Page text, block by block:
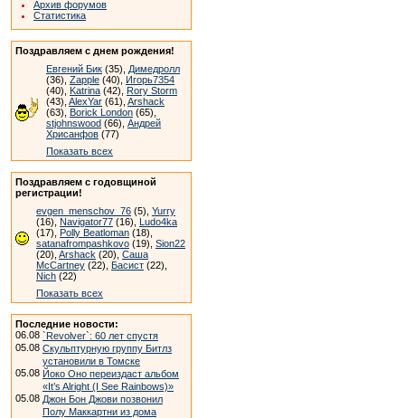
Архив форумов
Статистика
Поздравляем с днем рождения!
Евгений Бик (35), Димедролл
(36), Zapple (40), Игорь7354
(40), Katrina (42), Rory Storm
(43), AlexYar (61), Arshack
(63), Borick London (65),
stjohnswood (66), Андрей
Хрисанфов (77)
Показать всех
Поздравляем с годовщиной
регистрации!
evgen_menschov_76 (5), Yurry
(16), Navigator77 (16), Ludo4ka
(17), Polly Beatloman (18),
satanafrompashkovo (19), Sion22
(20), Arshack (20), Саша
McCartney (22), Басист (22),
Nich (22)
Показать всех
Последние новости:
06.08 `Revolver`: 60 лет спустя
05.08 Скульптурную группу Битлз
установили в Томске
05.08 Йоко Оно переиздаст альбом
«It’s Alright (I See Rainbows)»
05.08 Джон Бон Джови позвонил
Полу Маккартни из дома